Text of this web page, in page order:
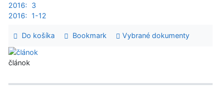
2016:
3
2016:
1-12
Do košíka Bookmark Vybrané dokumenty
článok